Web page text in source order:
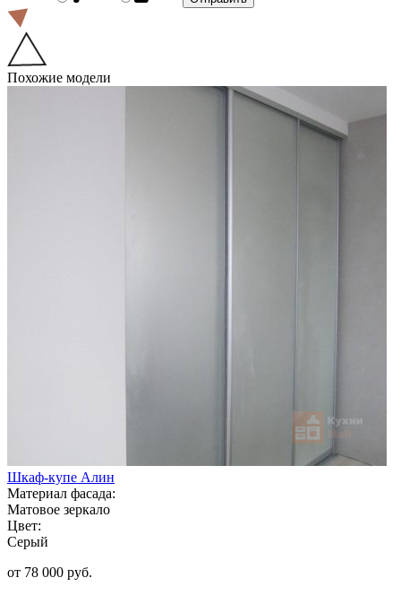
Похожие модели
Шкаф-купе Алин
Материал фасада:
Матовое зеркало
Цвет:
Серый
от 78 000 руб.